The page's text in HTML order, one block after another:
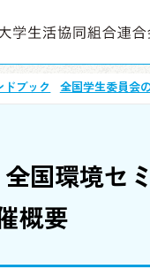
ブック 全国学生委員会
国環境セ
概要